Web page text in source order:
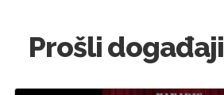
Prošli događaji